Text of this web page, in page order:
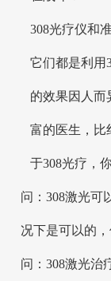
308光疗仪和
它们都是利用
的效果因人而
富的医生，比
于308光疗，
问：308激光可
况下是可以的
问：308激光治